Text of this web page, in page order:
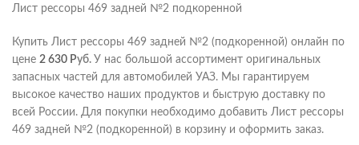
Лист рессоры 469 задней №2 подкоренной
Купить Лист рессоры 469 задней №2 (подкоренной) онлайн по
цене 2 630 Руб. У нас большой ассортимент оригинальных
запасных частей для автомобилей УАЗ. Мы гарантируем
высокое качество наших продуктов и быструю доставку по
всей России. Для покупки необходимо добавить Лист рессоры
469 задней №2 (подкоренной) в корзину и оформить заказ.